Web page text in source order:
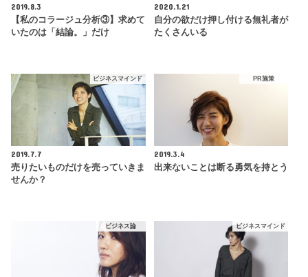
2019.8.3
【私のコラージュ分析③】求めて
いたのは「結論。」だけ
2020.1.21
自分の欲だけ押し付ける無礼者が
たくさんいる
ビジネスマインド
2019.7.7
売りたいものだけを売っていきま
せんか？
PR施策
2019.3.4
出来ないことは断る勇気を持とう
ビジネス論 ビジネスマインド